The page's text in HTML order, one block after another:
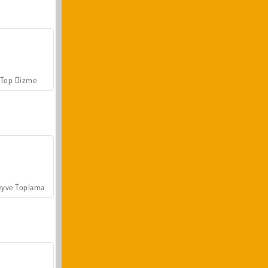
Top Dizme
Toplama